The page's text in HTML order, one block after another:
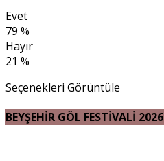
Evet
79 %
Hayır
21 %
Seçenekleri Görüntüle
BEYŞEHİR GÖL FESTİVALİ 2026